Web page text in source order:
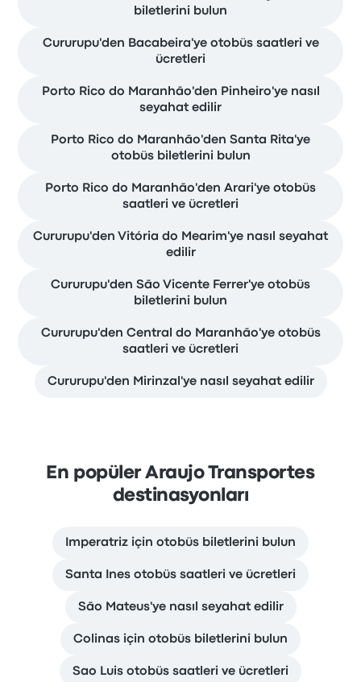
biletlerini bulun
Cururupu'den Bacabeira'ye otobüs saatleri ve
ücretleri
Porto Rico do Maranhão'den Pinheiro'ye nasıl
seyahat edilir
Porto Rico do Maranhão'den Santa Rita'ye
otobüs biletlerini bulun
Porto Rico do Maranhão'den Arari'ye otobüs
saatleri ve ücretleri
Cururupu'den Vitória do Mearim'ye nasıl seyahat
edilir
Cururupu'den São Vicente Ferrer'ye otobüs
biletlerini bulun
Cururupu'den Central do Maranhão'ye otobüs
saatleri ve ücretleri
Cururupu'den Mirinzal'ye nasıl seyahat edilir
En popüler Araujo Transportes
destinasyonları
Imperatriz için otobüs biletlerini bulun
Santa Ines otobüs saatleri ve ücretleri
São Mateus'ye nasıl seyahat edilir
Colinas için otobüs biletlerini bulun
Sao Luis otobüs saatleri ve ücretleri